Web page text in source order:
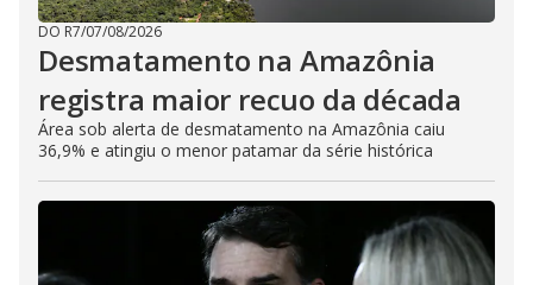
DO R7/07/08/2026
Desmatamento na Amazônia
registra maior recuo da década
Área sob alerta de desmatamento na Amazônia caiu
36,9% e atingiu o menor patamar da série histórica